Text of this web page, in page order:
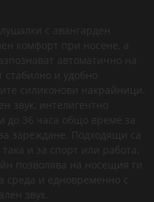
с авангарден
комфорт при носене, а
автоматично на
стабилно и удобно
силиконови накрайници.
звук, интелигентно
до 36 часа общо време за
зареждане. Подходящи са
и за спорт или работа,
позволява на носещия ги
среда и едновременно с
звук.